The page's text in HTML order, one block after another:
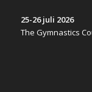
25-26 juli 2026
The Gymnastics